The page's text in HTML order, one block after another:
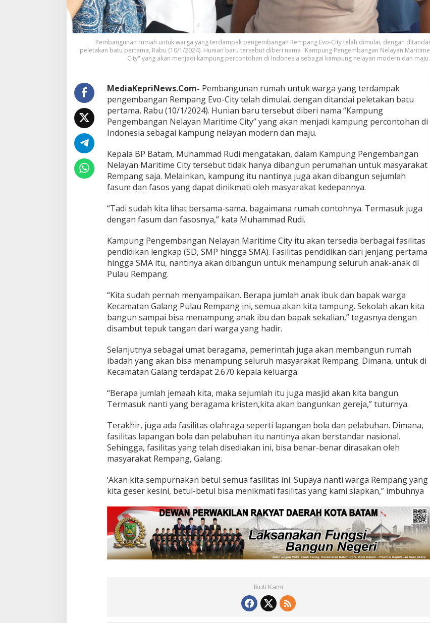
a
n
g
n
N
a
y
a
n
M
a
r
t
i
m
e
C
t
y
Pembangunan rumah untuk warga yang terdampak pengembangan Rempang Evo-City telah dimulai, dengan ditandai
peletakan batu pertama, Rabu (10/1/2024). Hunian baru tersebut diberi nama "Kampung Pengembangan Nelayan Maritime
City" yang akan menjadi kampung percontohan di Indonesia sebagai kampung nelayan modern dan maju.
MediaKepriNews.Com- Pembangunan rumah untuk warga yang terdampak
pengembangan Rempang Evo-City telah dimulai, dengan ditandai peletakan batu
pertama, Rabu (10/1/2024). Hunian baru tersebut diberi nama “Kampung
Pengembangan Nelayan Maritime City” yang akan menjadi kampung percontohan di
Indonesia sebagai kampung nelayan modern dan maju.
Kepala BP Batam, Muhammad Rudi mengatakan, dalam Kampung Pengembangan
Nelayan Maritime City tersebut tidak hanya dibangun perumahan untuk masyarakat
Rempang saja. Melainkan, kampung itu nantinya juga akan dibangun sejumlah
fasum dan fasos yang dapat dinikmati oleh masyarakat kedepannya.
“Tadi sudah kita lihat bersama-sama, bagaimana rumah contohnya. Termasuk juga
dengan fasum dan fasosnya,” kata Muhammad Rudi.
Kampung Pengembangan Nelayan Maritime City itu akan tersedia berbagai fasilitas
pendidikan lengkap (SD, SMP hingga SMA). Fasilitas pendidikan dari jenjang pertama
hingga SMA itu, nantinya akan dibangun untuk menampung seluruh anak-anak di
Pulau Rempang.
“Kita sudah pernah menyampaikan. Berapa jumlah anak ibuk dan bapak warga
Kecamatan Galang Pulau Rempang ini, semua akan kita tampung. Sekolah akan kita
bangun sampai bisa menampung anak ibu dan bapak sekalian,” tegasnya dengan
disambut tepuk tangan dari warga yang hadir.
Selanjutnya sebagai umat beragama, pemerintah juga akan membangun rumah
ibadah yang akan bisa menampung seluruh masyarakat Rempang. Dimana, untuk di
Kecamatan Galang terdapat 2.670 kepala keluarga.
“Berapa jumlah jemaah kita, maka sejumlah itu juga masjid akan kita bangun.
Termasuk nanti yang beragama kristen,kita akan bangunkan gereja,” tuturnya.
Terakhir, juga ada fasilitas olahraga seperti lapangan bola dan pelabuhan. Dimana,
fasilitas lapangan bola dan pelabuhan itu nantinya akan berstandar nasional.
Sehingga, fasilitas yang telah disediakan ini, bisa benar-benar dirasakan oleh
masyarakat Rempang, Galang.
‘Akan kita sempurnakan betul semua fasilitas ini. Supaya nanti warga Rempang yang
kita geser kesini, betul-betul bisa menikmati fasilitas yang kami siapkan,” imbuhnya
Ikuti Kami
Ini Dia Hubungan Partai Garuda
dengan Gerindra
Di Berita, Politik | Februari 19, 2018